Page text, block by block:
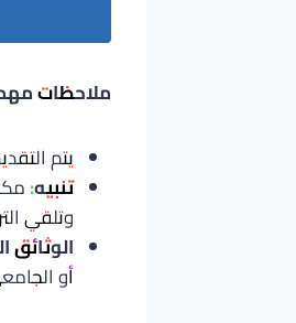
ملاحظات
يتم
تنبيه:
وتلقي
الوثائق
أو